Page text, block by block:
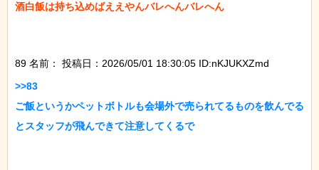
酒白飯は持ち込めばええやんバレへんバレへん
89 名前：
投稿日：2026/05/01 18:30:05 ID:nKJUKXZmd
>>83
ご飯というかペットボトルも会場外で売られてるものを飲んでる
とスタッフが飛んできて注意してくるで